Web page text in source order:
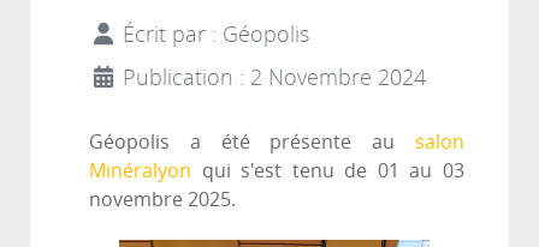
Écrit par : Géopolis
Publication : 2 Novembre 2024
Géopolis a été présente au salon
Minéralyon qui s'est tenu de 01 au 03
novembre 2025.